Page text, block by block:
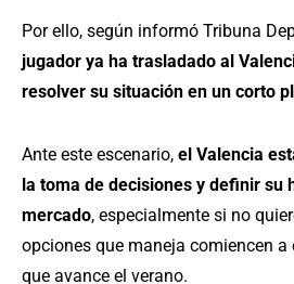
Por ello, según informó Tribuna
jugador ya ha trasladado al
resolver su situación en un corto
Ante este escenario, el Valencia
la toma de decisiones y definir su
mercado, especialmente si no
opciones que maneja comiencen a
que avance el verano.